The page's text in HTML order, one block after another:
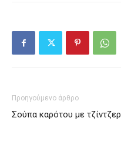
Προηγούμενο άρθρο
Σούπα καρότου με τζίντζερ